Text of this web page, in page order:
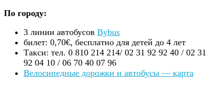
По городу:
3 линии автобусов Bybus
билет: 0,70€, бесплатно для детей до 4 лет
Такси: тел. 0 810 214 214/ 02 31 92 92 40 / 02 31
92 04 10 / 06 70 40 07 96
Велосипедные дорожки и автобусы — карта